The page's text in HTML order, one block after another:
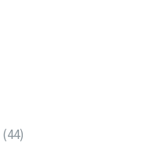
(44)